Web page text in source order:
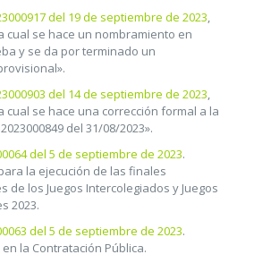
del 19 de septiembre de 2023,
cual se hace un nombramiento en
y se da por terminado un
del 14 de septiembre de 2023,
cual se hace una corrección formal a la
del 31/08/2023».
del 5 de septiembre de 2023.
la ejecución de las finales
de los Juegos Intercolegiados y Juegos
2023.
del 5 de septiembre de 2023.
la Contratación Pública.